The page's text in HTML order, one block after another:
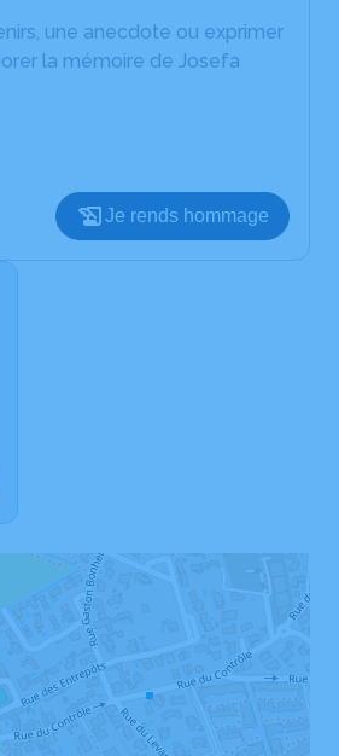
une anecdote ou exprimer
la mémoire de Josefa
Je rends hommage